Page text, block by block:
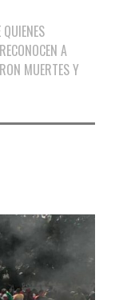
A
MUERTES Y